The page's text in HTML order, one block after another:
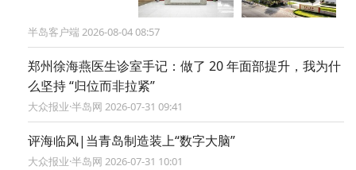
半岛客户端 2026-08-04 08:57
郑州徐海燕医生诊室手记：做了 20 年面部提升，我为什
么坚持 “归位而非拉紧”
大众报业·半岛网 2026-07-31 09:41
评海临风|当青岛制造装上“数字大脑”
大众报业·半岛网 2026-07-31 10:01